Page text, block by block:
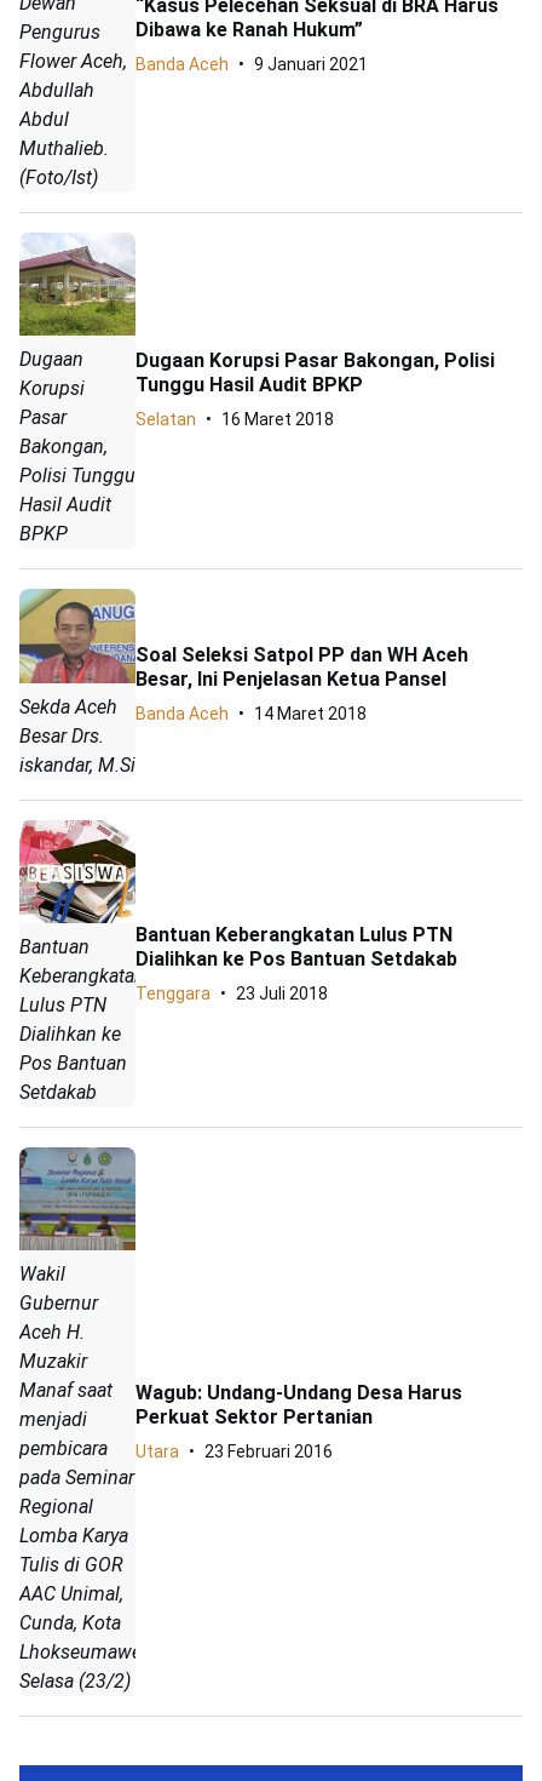
Pengurus
Flower Aceh,
Abdullah
Abdul
Muthalieb.
(Foto/Ist)
“Kasus Pelecehan Seksual di BRA Harus
Dibawa ke Ranah Hukum”
Banda Aceh 9 Januari 2021
Dugaan
Korupsi
Pasar
Bakongan,
Polisi Tunggu
Hasil Audit
BPKP
Dugaan Korupsi Pasar Bakongan, Polisi
Tunggu Hasil Audit BPKP
Selatan 16 Maret 2018
Sekda Aceh
Besar Drs.
iskandar, M.Si
Soal Seleksi Satpol PP dan WH Aceh
Besar, Ini Penjelasan Ketua Pansel
Banda Aceh 14 Maret 2018
Bantuan
Keberangkatan
Lulus PTN
Dialihkan ke
Pos Bantuan
Setdakab
Bantuan Keberangkatan Lulus PTN
Dialihkan ke Pos Bantuan Setdakab
Tenggara 23 Juli 2018
Wakil
Gubernur
Aceh H.
Muzakir
Manaf saat
menjadi
pembicara
pada Seminar
Regional
Lomba Karya
Tulis di GOR
AAC Unimal,
Cunda, Kota
Lhokseumawe,
Selasa (23/2)
Wagub: Undang-Undang Desa Harus
Perkuat Sektor Pertanian
Utara 23 Februari 2016